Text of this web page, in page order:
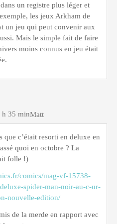
un registre plus léger et
les jeux Arkham de
un jeu qui peut convenir aux
Mais le simple fait de faire
moins connus en jeu était
Matt
h 35 min
que c’était resorti en deluxe en
quoi en octobre ? La
folle !)
comics/mag-vf-15738-
spider-man-noir-au-c-ur-
nouvelle-edition/
de la merde en rapport avec